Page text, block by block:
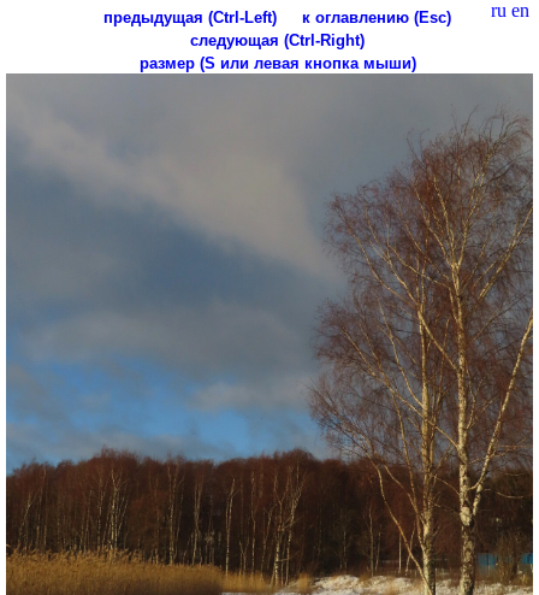
ru en
предыдущая (Ctrl-Left)
к оглавлению (Esc)
следующая (Ctrl-Right)
размер (S или левая кнопка мыши)